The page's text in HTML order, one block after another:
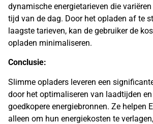
dynamische energietarieven die
tijd van de dag. Door het opladen af te
laagste tarieven, kan de gebruiker de
opladen minimaliseren.
Conclusie:
Slimme opladers leveren een
door het optimaliseren van laadtijden
goedkopere energiebronnen. Ze helpen
alleen om hun energiekosten te